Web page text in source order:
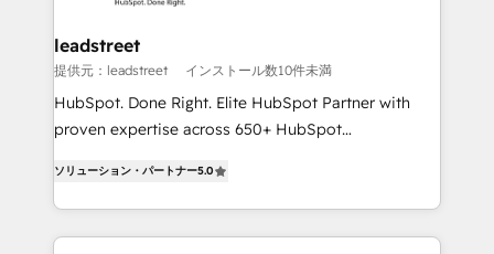
management, and speed up deal closures. With 500+
projects completed, our Agile approach ensures your
HubSpot CRM drives measurable results. Our
RevOps services align your sales, marketing, and
optimize the revenue lifecycle—lead generation to
retention—by refining processes and eliminating
leadstreet
提供元：leadstreet インストール数10件未満
HubSpot. Done Right. Elite HubSpot Partner with
proven expertise across 650+ HubSpot
experience, we help you use the HubSpot platform
to its fullest capacity, improve your current HubSpot
website, or build your new one.
ソリューション・パートナー5.0